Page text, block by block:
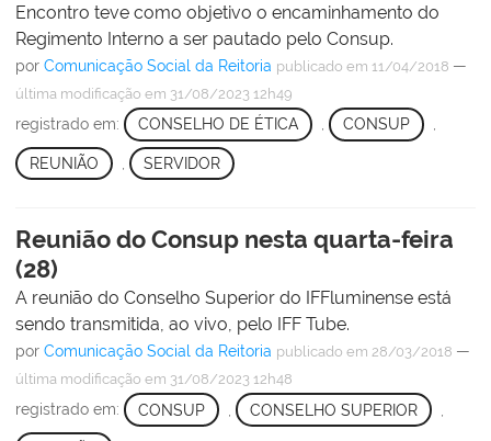
Encontro teve como objetivo o encaminhamento do
Regimento Interno a ser pautado pelo Consup.
por Comunicação Social da Reitoria publicado em 11/04/2018 —
última modificação em 31/08/2023 12h49
registrado em: CONSELHO DE ÉTICA , CONSUP ,
REUNIÃO SERVIDOR
Reunião do Consup nesta quarta-feira
(28)
A reunião do Conselho Superior do IFFluminense está
sendo transmitida, ao vivo, pelo IFF Tube.
por Comunicação Social da Reitoria publicado em 28/03/2018 —
última modificação em 31/08/2023 12h48
registrado em: CONSUP CONSELHO SUPERIOR